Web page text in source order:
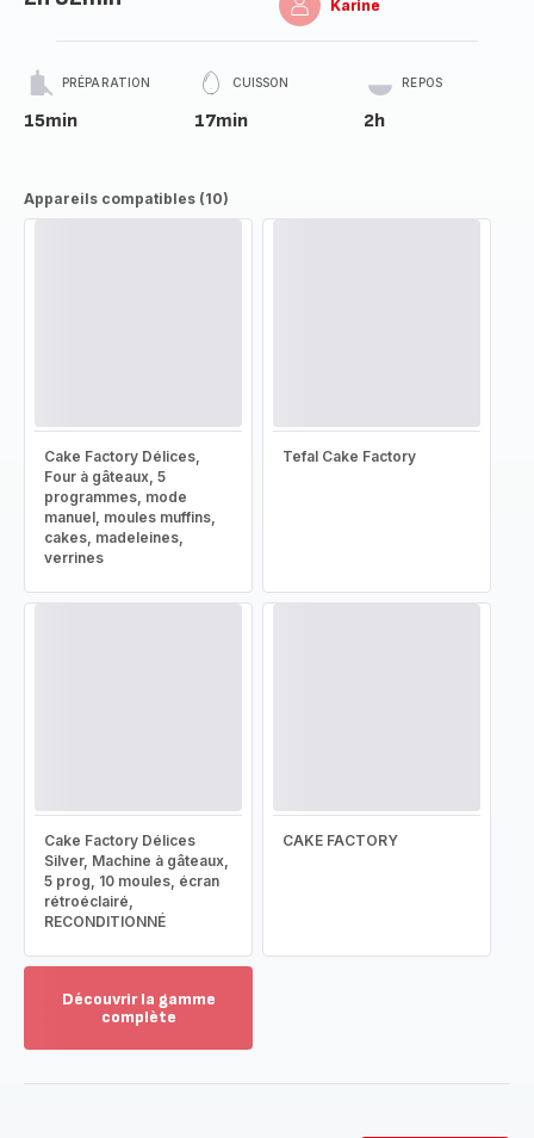
Karine
PRÉPARATION
15min
CUISSON
17min
REPOS
2h
Appareils compatibles (10)
Cake Factory Délices,
Four à gâteaux, 5
programmes, mode
manuel, moules muffins,
cakes, madeleines,
verrines
Tefal Cake Factory
Cake Factory Délices
Silver, Machine à gâteaux,
5 prog, 10 moules, écran
rétroéclairé,
RECONDITIONNÉ
CAKE FACTORY
Découvrir la gamme
complète